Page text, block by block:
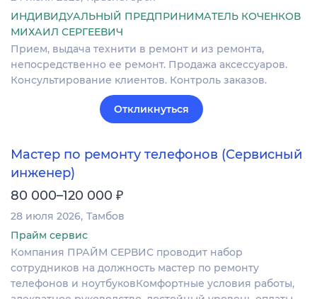
ИНДИВИДУАЛЬНЫЙ ПРЕДПРИНИМАТЕЛЬ КОЧЕНКОВ
МИХАИЛ СЕРГЕЕВИЧ
Прием, выдача технити в ремонт и из ремонта,
непосредственно ее ремонт. Продажа аксессуаров.
Консультирование клиентов. Контроль заказов.
Откликнуться
Мастер по ремонту телефонов (Сервисный
инженер)
80 000–120 000 ₽
28 июля 2026 Тамбов
Прайм сервис
Компания ПРАЙМ СЕРВИС проводит набор
сотрудников на должность мастер по ремонту
телефонов и ноутбуковКомфортные условия работы,